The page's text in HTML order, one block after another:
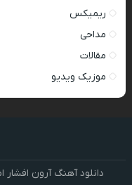
ریمیکس
مداحی
مقالات
موزیک ویدیو
دانلود آهنگ آرون